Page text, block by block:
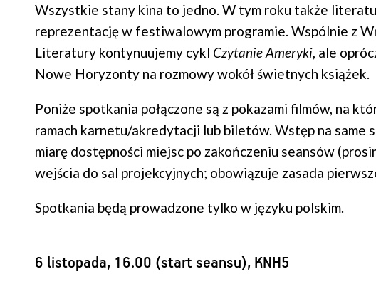
Wszystkie stany kina to jedno. W tym roku także
reprezentację w festiwalowym programie. Wspólnie z
Literatury kontynuujemy cykl Czytanie Ameryki, ale
Nowe Horyzonty na rozmowy wokół świetnych książek.
Poniże spotkania połączone są z pokazami filmów, na
ramach karnetu/akredytacji lub biletów. Wstęp na same
miarę dostępności miejsc po zakończeniu seansów
wejścia do sal projekcyjnych; obowiązuje zasada
Spotkania będą prowadzone tylko w języku polskim.
6 listopada, 16.00 (start seansu), KNH5